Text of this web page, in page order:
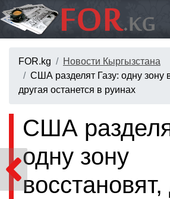
FOR.kg
Новости Кыргызстана
США разделят Газу: одну зону
другая останется в руинах
США
одну зону
восстановят,